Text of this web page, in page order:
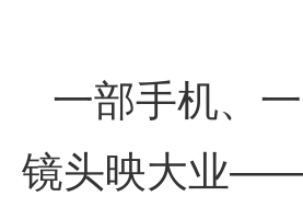
一部手机、
镜头映大业——